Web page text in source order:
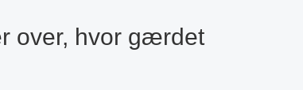
over, hvor gærdet